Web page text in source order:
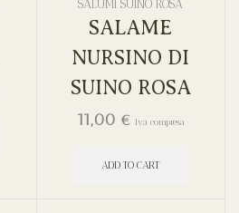
SALUMI SUINO ROSA
SALAME
NURSINO DI
SUINO ROSA
11,00 € Iva compresa
ADD TO CART